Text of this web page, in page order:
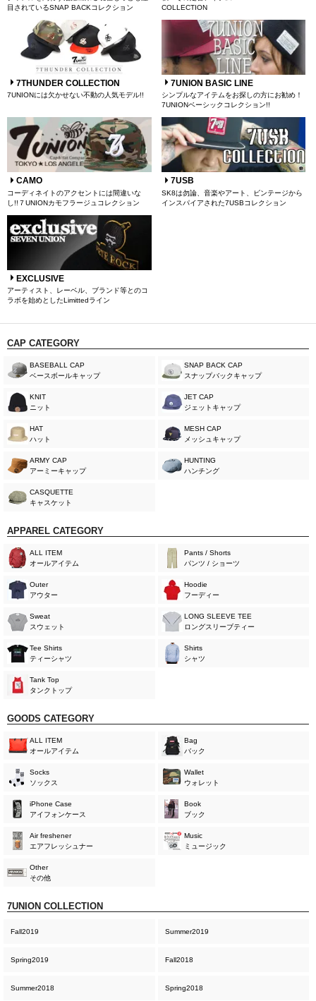
目されているSNAP BACKコレクション
COLLECTION
7THUNDER COLLECTION
7UNIONには欠かせない不動の人気モデル!!
7UNION BASIC LINE
シンプルなアイテムをお探しの方にお勧め！
7UNIONベーシックコレクション!!
CAMO
コーディネイトのアクセントには間違いな
し!!７UNIONカモフラージュコレクション
7USB
SK8は勿論、音楽やアート、ビンテージから
インスパイアされた7USBコレクション
EXCLUSIVE
アーティスト、レーベル、ブランド等とのコ
ラボを始めとしたLimittedライン
CAP CATEGORY
BASEBALL CAP
ベースボールキャップ
SNAP BACK CAP
スナップバックキャップ
KNIT
ニット
JET CAP
ジェットキャップ
HAT
ハット
MESH CAP
メッシュキャップ
ARMY CAP
アーミーキャップ
HUNTING
ハンチング
CASQUETTE
キャスケット
APPAREL CATEGORY
ALL ITEM
オールアイテム
Pants / Shorts
パンツ / ショーツ
Outer
アウター
Hoodie
フーディー
Sweat
スウェット
LONG SLEEVE TEE
ロングスリーブティー
Tee Shirts
ティーシャツ
Shirts
シャツ
Tank Top
タンクトップ
GOODS CATEGORY
ALL ITEM
オールアイテム
Bag
バック
Socks
ソックス
Wallet
ウォレット
iPhone Case
アイフォンケース
Book
ブック
Air freshener
エアフレッシュナー
Music
ミュージック
Other
その他
7UNION COLLECTION
Fall2019 Summer2019
Spring2019 Fall2018
Summer2018 Spring2018